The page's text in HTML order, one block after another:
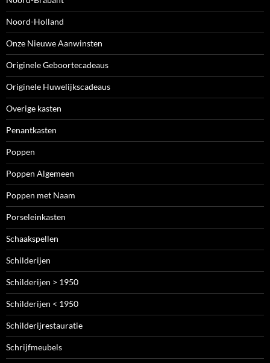
Noord-Holland
Onze Nieuwe Aanwinsten
Originele Geboortecadeaus
Originele Huwelijkscadeaus
Overige kasten
Penantkasten
Poppen
Poppen Algemeen
Poppen met Naam
Porseleinkasten
Schaakspellen
Schilderijen
Schilderijen > 1950
Schilderijen < 1950
Schilderijrestauratie
Schrijfmeubels